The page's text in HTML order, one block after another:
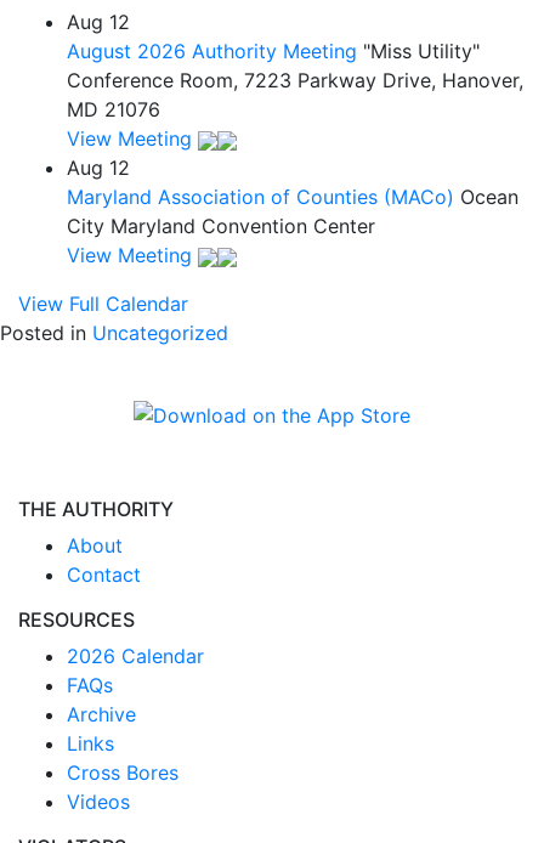
Aug 12
August 2026 Authority Meeting "Miss Utility"
Conference Room, 7223 Parkway Drive, Hanover,
MD 21076
View Meeting
Aug 12
Maryland Association of Counties (MACo) Ocean
City Maryland Convention Center
View Meeting
View Full Calendar
Posted in Uncategorized
THE AUTHORITY
About
Contact
RESOURCES
2026 Calendar
FAQs
Archive
Links
Cross Bores
Videos